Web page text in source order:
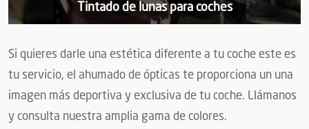
Tintado de lunas para coches
Si quieres darle una estética diferente a tu coche este es
tu servicio, el ahumado de ópticas te proporciona un una
imagen más deportiva y exclusiva de tu coche. Llámanos
y consulta nuestra amplia gama de colores.